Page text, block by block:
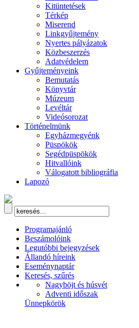
Kitüntetések
Térkép
Miserend
Linkgyűjtemény
Nyertes pályázatok
Közbeszerzés
Adatvédelem
Gyűjteményeink
Bemutatás
Könyvtár
Múzeum
Levéltár
Videósorozat
Történelmünk
Egyházmegyénk
Püspökök
Segédpüspökök
Hitvallóink
Válogatott bibliográfia
Lapozó
Programajánló
Beszámolóink
Legutóbbi bejegyzések
Állandó híreink
Eseménynaptár
Keresés, szűrés
Nagyböjt és húsvét
Adventi időszak
Ünnepkörök